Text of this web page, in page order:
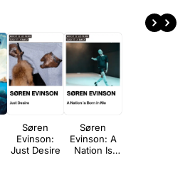
Søren
Evinson:
Just Desire
Søren
Evinson: A
Nation Is